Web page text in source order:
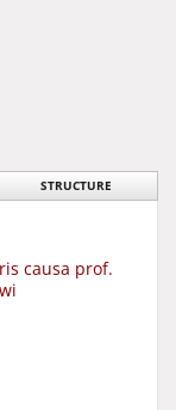
STRUCTURE
causa prof.